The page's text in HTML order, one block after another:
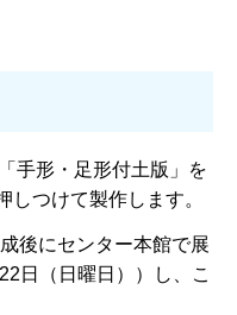
手形・足形付土版」を
つけて製作します。
後にセンター本館で展
日（日曜日））し、こ